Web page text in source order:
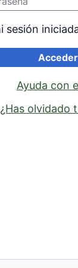
sesión
Acceder
Ayuda con
¿Has olvidado